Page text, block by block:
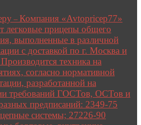
– Компания «Avtopricep77»
легковые прицепы общего
выполненные в различной
с доставкой по г. Москва и
техника на
согласно нормативной
разработанной на
требований ГОСТов, ОСТов и
предписаний: 2349-75
системы; 27226-90